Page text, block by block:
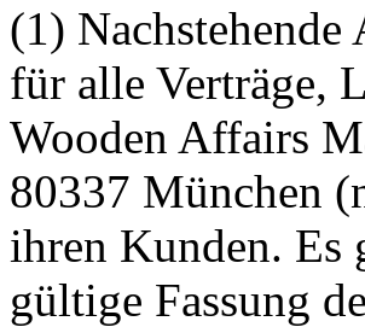
(1)
für alle Verträge,
Wooden Affairs
80337 München
ihren Kunden. Es
gültige Fassung